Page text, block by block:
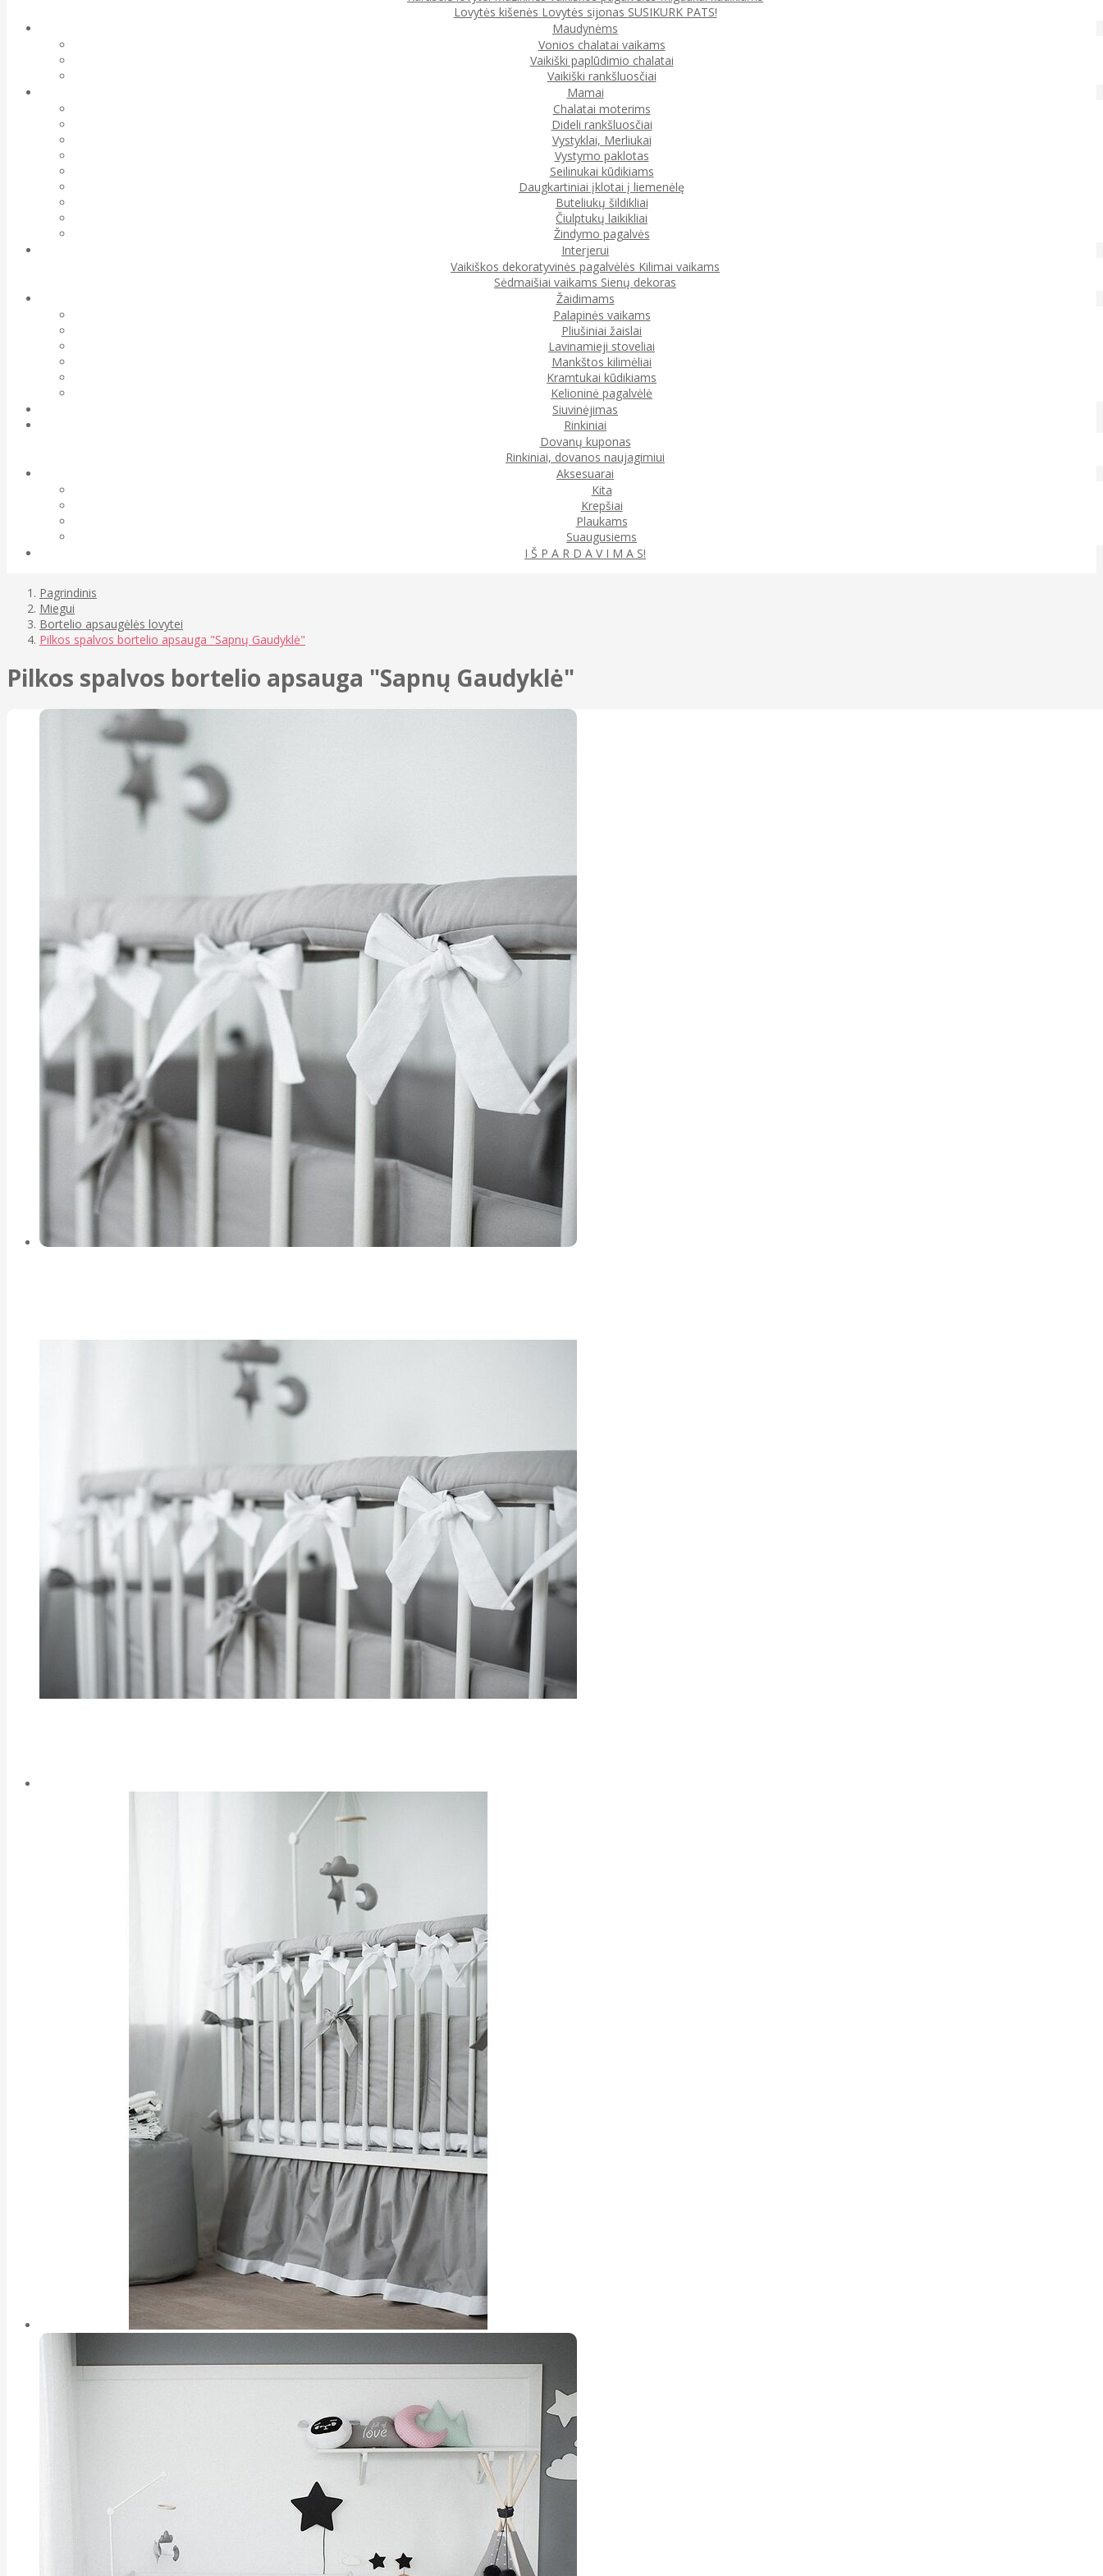
Lovytės kišenės Lovytės sijonas SUSIKURK PATS!
Maudynėms
Vonios chalatai vaikams
Vaikiški paplūdimio chalatai
Vaikiški rankšluosčiai
Mamai
Chalatai moterims
Dideli rankšluosčiai
Vystyklai, Merliukai
Vystymo paklotas
Seilinukai kūdikiams
Daugkartiniai įklotai į liemenėlę
Buteliukų šildikliai
Čiulptukų laikikliai
Žindymo pagalvės
Interjerui
Vaikiškos dekoratyvinės pagalvėlės Kilimai vaikams
Sėdmaišiai vaikams Sienų dekoras
Žaidimams
Palapinės vaikams
Pliušiniai žaislai
Lavinamieji stoveliai
Mankštos kilimėliai
Kramtukai kūdikiams
Kelioninė pagalvėlė
Siuvinėjimas
Rinkiniai
Dovanų kuponas
Rinkiniai, dovanos naujagimiui
Aksesuarai
Kita
Krepšiai
Plaukams
Suaugusiems
I Š P A R D A V I M A S!
Pagrindinis
Miegui
Bortelio apsaugėlės lovytei
Pilkos spalvos bortelio apsauga "Sapnų Gaudyklė"
Pilkos spalvos bortelio apsauga "Sapnų Gaudyklė"